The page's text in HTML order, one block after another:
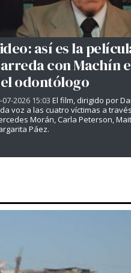
así es la
con Machín
odontólogo
07-2026 15:03 El film, dirigido por
voz a las cuatro víctimas a
Morán, Carla Peterson,
Páez.